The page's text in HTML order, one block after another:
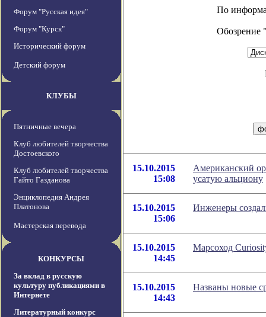
Форум "Русская идея"
Форум "Курск"
Исторический форум
Детский форум
КЛУБЫ
Пятничные вечера
Клуб любителей творчества
Достоевского
Клуб любителей творчества
Гайто Газданова
Энциклопедия Андрея
Платонова
Мастерская перевода
КОНКУРСЫ
За вклад в русскую
культуру публикациями в
Интернете
Литературный конкурс
По
Обозрение
15.10.2015
15:08
Американский
усатую альциону
15.10.2015
15:06
Инженеры
15.10.2015
14:45
Марсоход
15.10.2015
14:43
Названы новые